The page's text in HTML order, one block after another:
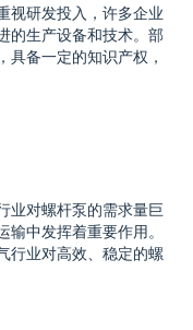
视研发投入，许多企业
的生产设备和技术。部
备一定的知识产权，
业对螺杆泵的需求量巨
中发挥着重要作用。
行业对高效、稳定的螺